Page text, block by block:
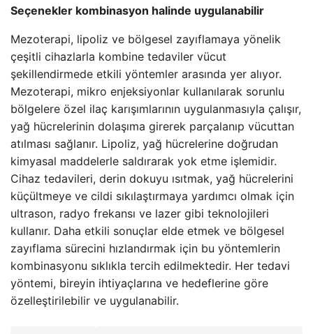
Seçenekler kombinasyon halinde uygulanabilir
Mezoterapi, lipoliz ve bölgesel zayıflamaya yönelik
çeşitli cihazlarla kombine tedaviler vücut
şekillendirmede etkili yöntemler arasında yer alıyor.
Mezoterapi, mikro enjeksiyonlar kullanılarak sorunlu
bölgelere özel ilaç karışımlarının uygulanmasıyla çalışır,
yağ hücrelerinin dolaşıma girerek parçalanıp vücuttan
atılması sağlanır. Lipoliz, yağ hücrelerine doğrudan
kimyasal maddelerle saldırarak yok etme işlemidir.
Cihaz tedavileri, derin dokuyu ısıtmak, yağ hücrelerini
küçültmeye ve cildi sıkılaştırmaya yardımcı olmak için
ultrason, radyo frekansı ve lazer gibi teknolojileri
kullanır. Daha etkili sonuçlar elde etmek ve bölgesel
zayıflama sürecini hızlandırmak için bu yöntemlerin
kombinasyonu sıklıkla tercih edilmektedir. Her tedavi
yöntemi, bireyin ihtiyaçlarına ve hedeflerine göre
özelleştirilebilir ve uygulanabilir.